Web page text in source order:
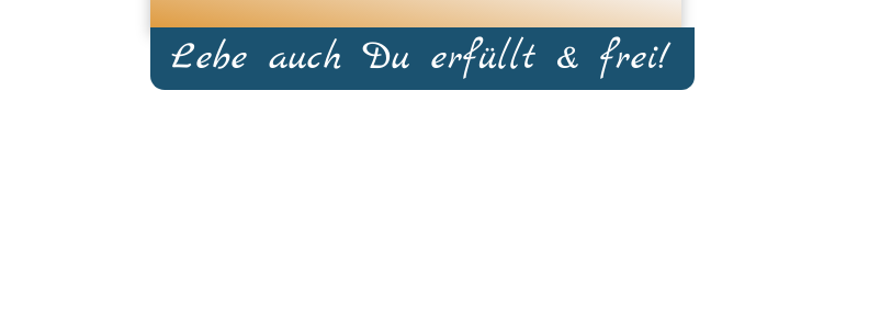
Lebe auch Du erfüllt & frei!